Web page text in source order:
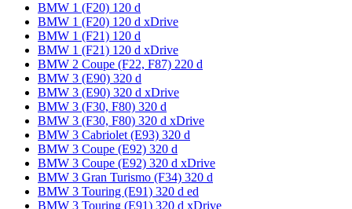
BMW 1 (F20) 120 d
BMW 1 (F20) 120 d xDrive
BMW 1 (F21) 120 d
BMW 1 (F21) 120 d xDrive
BMW 2 Coupe (F22, F87) 220 d
BMW 3 (E90) 320 d
BMW 3 (E90) 320 d xDrive
BMW 3 (F30, F80) 320 d
BMW 3 (F30, F80) 320 d xDrive
BMW 3 Cabriolet (E93) 320 d
BMW 3 Coupe (E92) 320 d
BMW 3 Coupe (E92) 320 d xDrive
BMW 3 Gran Turismo (F34) 320 d
BMW 3 Touring (E91) 320 d ed
BMW 3 Touring (E91) 320 d xDrive